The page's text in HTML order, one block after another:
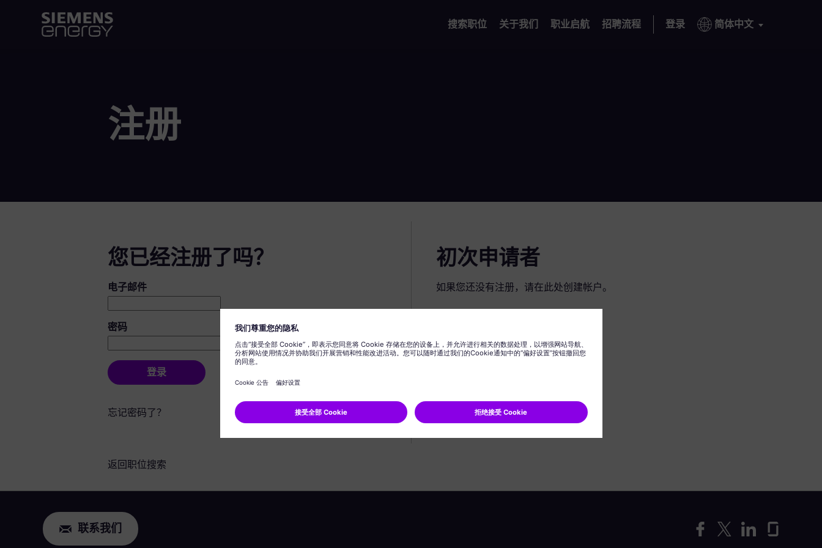
搜索职位 关于我们 职业启航 招聘流程 登录 简体中文
注册
您已经注册了吗？
登录：用户和密码
电子邮件
密码
登录
忘记密码了？
初次申请者
如果您还没有注册，请在此处创建帐户。
返回职位搜索
联系我们